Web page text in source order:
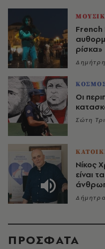
French
ρίσκα»
Οι
Σώτη
Νίκος
είναι
ΠΡΟΣΦΑΤΑ